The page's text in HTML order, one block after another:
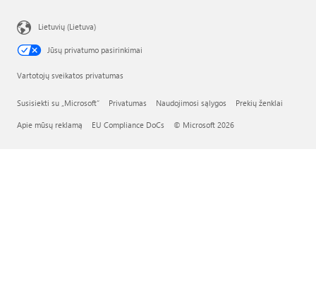
Lietuvių (Lietuva)
Jūsų privatumo pasirinkimai
Vartotojų sveikatos privatumas
Susisiekti su „Microsoft“ Privatumas Naudojimosi sąlygos Prekių ženklai
Apie mūsų reklamą EU Compliance DoCs © Microsoft 2026